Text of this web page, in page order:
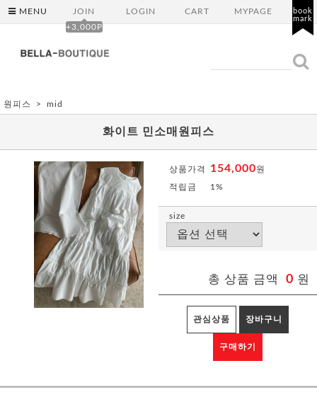
MENU
JOIN
+3,000P
LOGIN CART MYPAGE
book
mark
원피스 mid
화이트 민소매원피스
상품가격 154,000원
적립금 1%
size
총 상품 금액 0 원
관심상품 장바구니
구매하기